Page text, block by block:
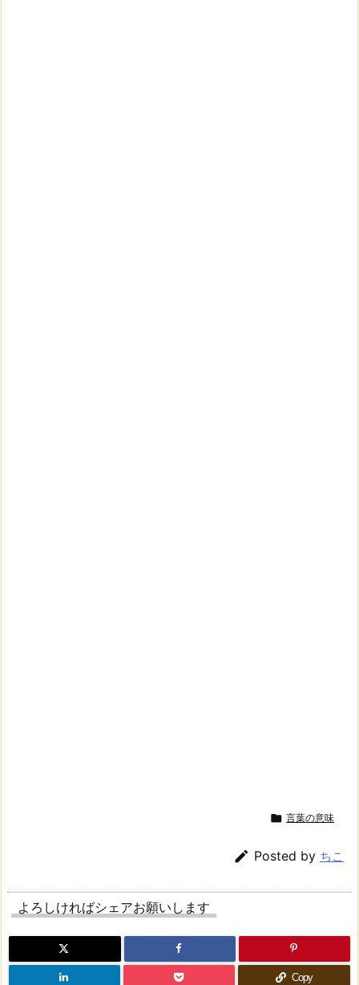
 言葉の意味
 Posted by ちこ
よろしければシェアお願いします
Copy